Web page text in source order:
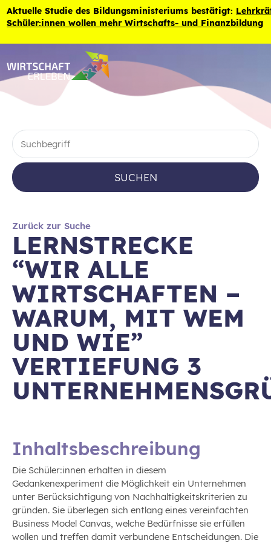
Zum Inhalt der Seite springen
Aktuelle Studie des Bildungsministeriums bestätigt:
Schüler:innen wollen mehr Wirtschafts- und Finanzbildung
SUCHEN
Zurück zur Suche
LERNSTRECKE
“WIR ALLE
WIRTSCHAFTEN –
WARUM, MIT WEM
UND WIE”
VERTIEFUNG 3
Inhaltsbeschreibung
Die Schüler:innen erhalten in diesem
Gedankenexperiment die Möglichkeit ein Unternehmen
unter Berücksichtigung von Nachhaltigkeitskriterien zu
gründen. Sie überlegen sich entlang eines vereinfachten
Business Model Canvas, welche Bedürfnisse sie erfüllen
wollen und treffen damit verbundene Entscheidungen. Die